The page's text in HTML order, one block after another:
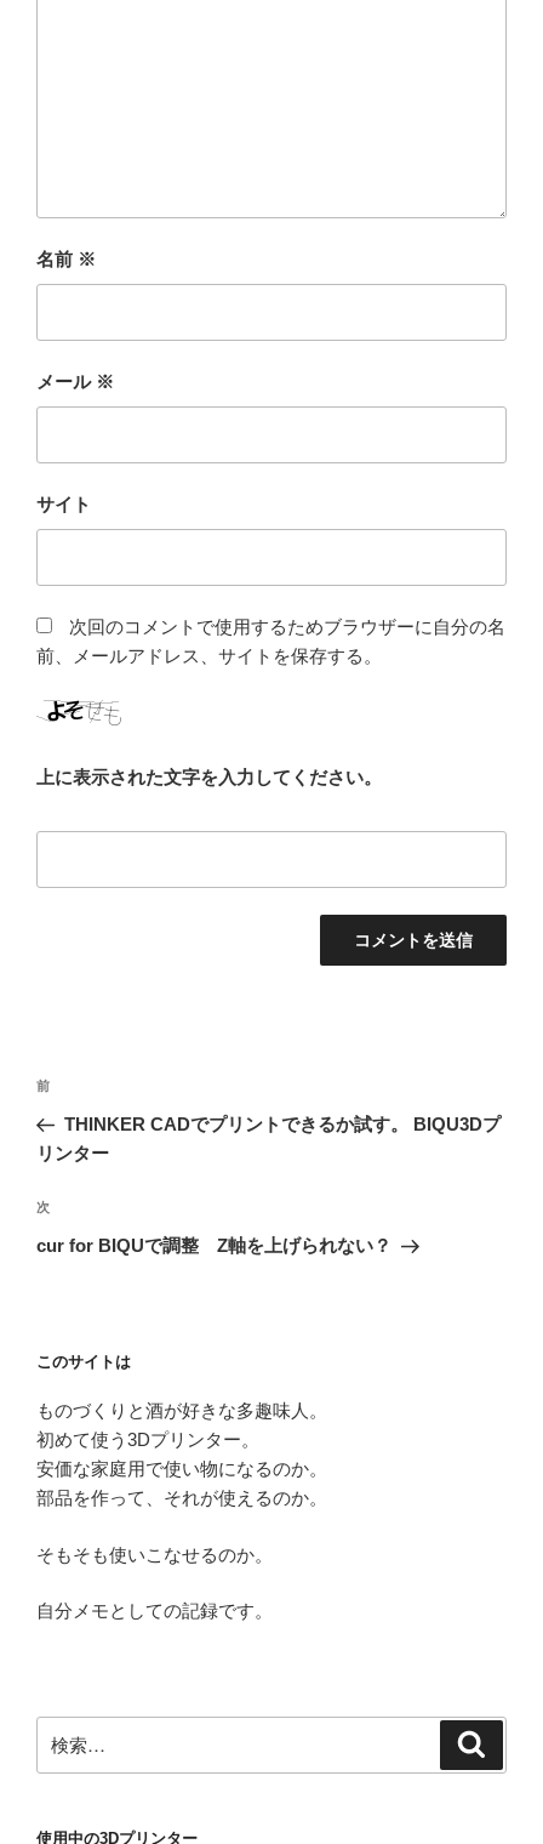
名前 ※
メール ※
サイト
次回のコメントで使用するためブラウザーに自分の名
前、メールアドレス、サイトを保存する。
上に表示された文字を入力してください。
投
ナ
ゲ
ー
前
の
投
前
THINKER CADでプリントできるか試す。 BIQU3Dプ
リンター
次
の
次
cur for BIQUで調整 Z軸を上げられない？
このサイトは
ものづくりと酒が好きな多趣味人。
初めて使う3Dプリンター。
安価な家庭用で使い物になるのか。
部品を作って、それが使えるのか。
そもそも使いこなせるのか。
自分メモとしての記録です。
索:
使用中の3Dプリンター